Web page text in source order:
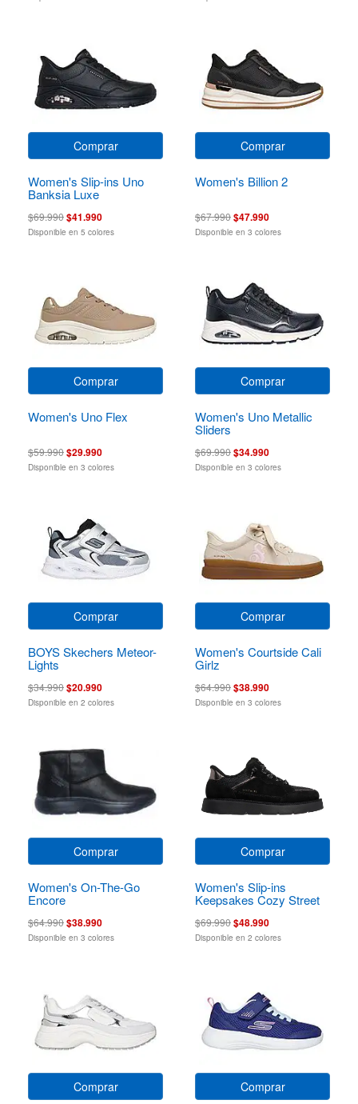
Comprar
Women's Slip-ins Uno
Banksia Luxe
$69.990$41.990
Disponible en 5 colores
Comprar
Women's Billion 2
$67.990$47.990
Disponible en 3 colores
Comprar
Women's Uno Flex
$59.990$29.990
Disponible en 3 colores
Comprar
Women's Uno Metallic
Sliders
$69.990$34.990
Disponible en 3 colores
Comprar
BOYS Skechers Meteor-
Lights
$34.990$20.990
Disponible en 2 colores
Comprar
Women's Courtside Cali
Girlz
$64.990$38.990
Disponible en 3 colores
Comprar
Women's On-The-Go
Encore
$64.990$38.990
Disponible en 3 colores
Comprar
Women's Slip-ins
Keepsakes Cozy Street
Hiker Ez
$69.990$48.990
Disponible en 2 colores
Comprar Comprar